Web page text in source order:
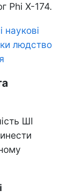
Phi X-174.
людство
ШІ